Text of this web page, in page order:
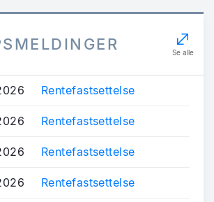
Se alle
Rentefastsettelse
Rentefastsettelse
Rentefastsettelse
Rentefastsettelse